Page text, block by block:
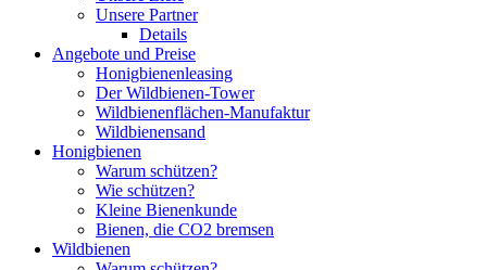
Unsere Partner
Details
Angebote und Preise
Honigbienenleasing
Der Wildbienen-Tower
Wildbienenflächen-Manufaktur
Wildbienensand
Honigbienen
Warum schützen?
Wie schützen?
Kleine Bienenkunde
Bienen, die CO2 bremsen
Wildbienen